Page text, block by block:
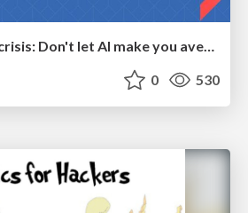
The SEO identity crisis: Don't let AI make you average
0 530